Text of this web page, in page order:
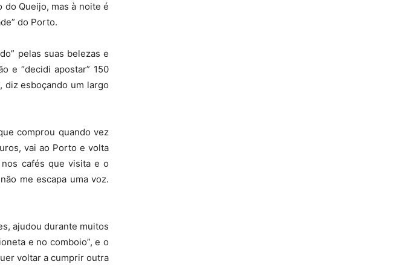
do Queijo, mas à noite é
do Porto.
pelas suas belezas e
e “decidi apostar” 150
diz esboçando um largo
comprou quando vez
vai ao Porto e volta
cafés que visita e o
me escapa uma voz.
ajudou durante muitos
e no comboio”, e o
voltar a cumprir outra